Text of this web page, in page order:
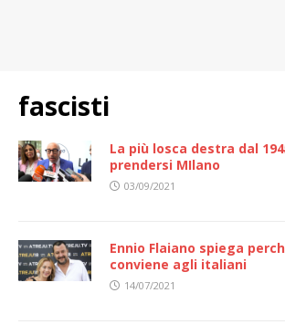
fascisti
La più losca destra dal
prendersi MIlano
03/09/2021
Ennio Flaiano spiega
conviene agli italiani
14/07/2021